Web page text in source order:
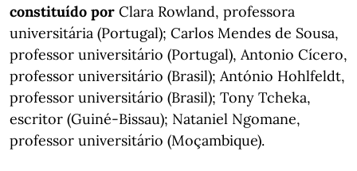
constituído por Clara Rowland, professora
universitária (Portugal); Carlos Mendes de Sousa,
professor universitário (Portugal), Antonio Cícero,
professor universitário (Brasil); António Hohlfeldt,
professor universitário (Brasil); Tony Tcheka,
escritor (Guiné-Bissau); Nataniel Ngomane,
professor universitário (Moçambique).